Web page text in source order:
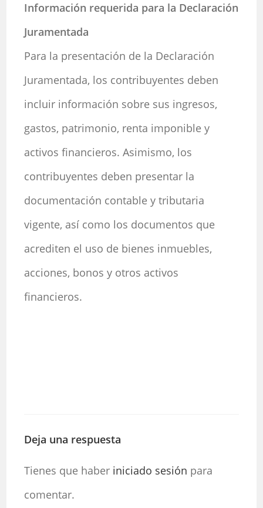
Información requerida para la Declaración
Juramentada
Para la presentación de la Declaración
Juramentada, los contribuyentes deben
incluir información sobre sus ingresos,
gastos, patrimonio, renta imponible y
activos financieros. Asimismo, los
contribuyentes deben presentar la
documentación contable y tributaria
vigente, así como los documentos que
acrediten el uso de bienes inmuebles,
acciones, bonos y otros activos
financieros.
Deja una respuesta
Tienes que haber iniciado sesión para
comentar.